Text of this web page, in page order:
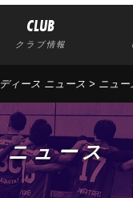
CLUB
クラブ情報
ィース ニュース > ニュー
ュース